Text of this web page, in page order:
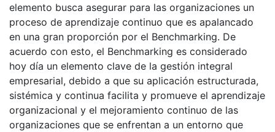
elemento busca asegurar para las organizaciones un
proceso de aprendizaje continuo que es apalancado
en una gran proporción por el Benchmarking. De
acuerdo con esto, el Benchmarking es considerado
hoy día un elemento clave de la gestión integral
empresarial, debido a que su aplicación estructurada,
sistémica y continua facilita y promueve el aprendizaje
organizacional y el mejoramiento continuo de las
organizaciones que se enfrentan a un entorno que